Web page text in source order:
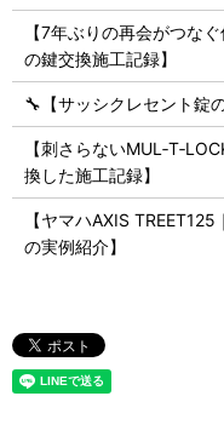
【7年ぶりの再会がつな
の鍵交換施工記録】
🔧【サッシクレセント錠
【刺さらない
換した施工記録】
【ヤマハAXIS
の実例紹介】